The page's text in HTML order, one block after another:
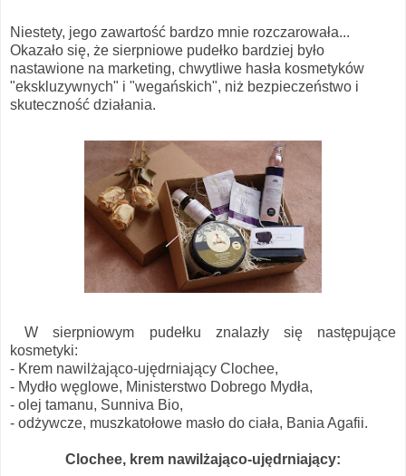
Niestety, jego zawartość bardzo mnie rozczarowała...
Okazało się, że sierpniowe pudełko bardziej było
nastawione na marketing, chwytliwe hasła kosmetyków
"ekskluzywnych" i "wegańskich", niż bezpieczeństwo i
skuteczność działania.
W sierpniowym pudełku znalazły się następujące
kosmetyki:
- Krem nawilżająco-ujędrniający Clochee,
- Mydło węglowe, Ministerstwo Dobrego Mydła,
- olej tamanu, Sunniva Bio,
- odżywcze, muszkatołowe masło do ciała, Bania Agafii.
Clochee, krem nawilżająco-ujędrniający: